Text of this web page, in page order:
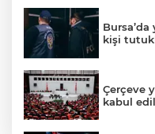
Bursa’da
kişi
Çerçeve
kabul